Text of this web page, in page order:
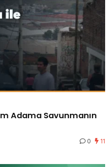
Adama Savunmanın
0 11